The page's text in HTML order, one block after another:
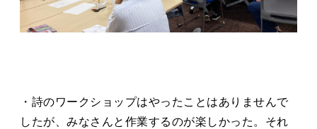
・詩のワークショップはやったことはありませんで
したが、みなさんと作業するのが楽しかった。それ